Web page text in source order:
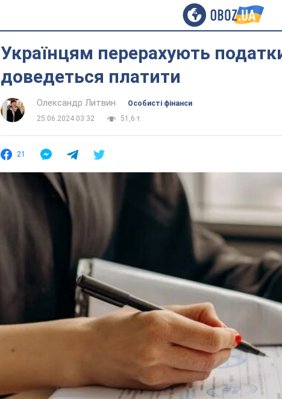
Українцям перерахують
доведеться платити
Олександр Литвин
Особисті фінанси
25.06.2024 03:32
51,6 т.
21